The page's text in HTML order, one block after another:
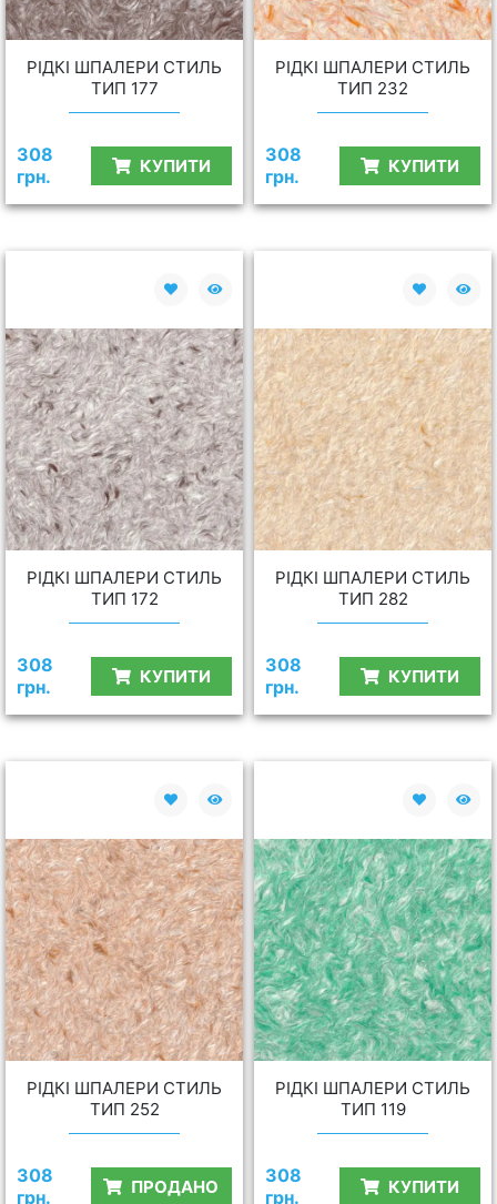
РІДКІ ШПАЛЕРИ СТИЛЬ
ТИП 177
308
грн.
КУПИТИ
РІДКІ ШПАЛЕРИ СТИЛЬ
ТИП 232
308
грн.
КУПИТИ
РІДКІ ШПАЛЕРИ СТИЛЬ
ТИП 172
308
грн.
КУПИТИ
РІДКІ ШПАЛЕРИ СТИЛЬ
ТИП 282
308
грн.
КУПИТИ
РІДКІ ШПАЛЕРИ СТИЛЬ
ТИП 252
308
грн.
ПРОДАНО
РІДКІ ШПАЛЕРИ СТИЛЬ
ТИП 119
308
грн.
КУПИТИ